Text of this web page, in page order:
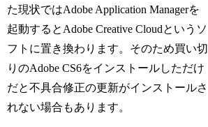
た現状ではAdobe Application Managerを
起動するとAdobe Creative Cloudというソ
フトに置き換わります。そのため買い切
りのAdobe CS6をインストールしただけ
だと不具合修正の更新がインストールさ
れない場合もあります。